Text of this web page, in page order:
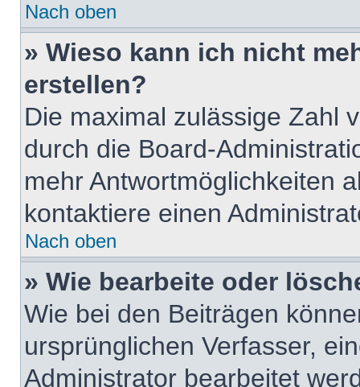
Nach oben
» Wieso kann ich nicht
erstellen?
Die maximal zulässige Zahl
durch die Board-
mehr Antwortmöglichkeiten
kontaktiere einen
Nach oben
» Wie bearbeite oder
Wie bei den Beiträgen
ursprünglichen Verfasser,
Administrator bearbeitet